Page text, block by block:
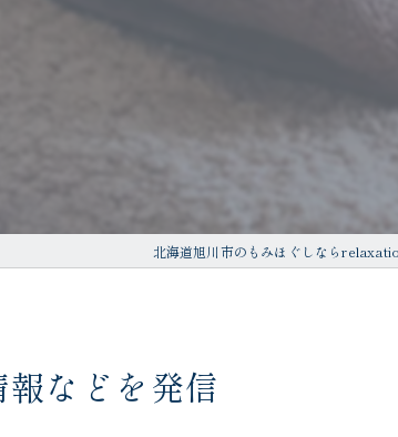
北海道旭川市のもみほぐしなら
などを発信